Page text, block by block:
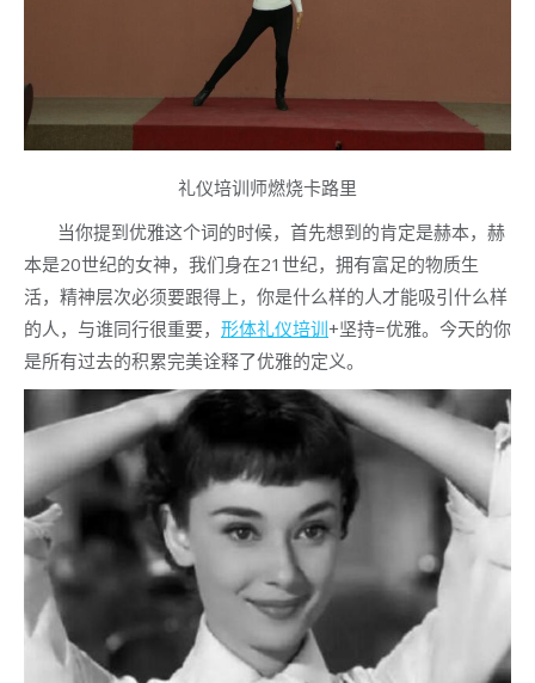
礼仪培训师燃烧卡路里
当你提到优雅这个词的时候，首先想到的肯定是赫本，赫
本是20世纪的女神，我们身在21世纪，拥有富足的物质生
活，精神层次必须要跟得上，你是什么样的人才能吸引什么样
的人，与谁同行很重要， 形体礼仪培训+坚持=优雅。今天的你
是所有过去的积累完美诠释了优雅的定义。